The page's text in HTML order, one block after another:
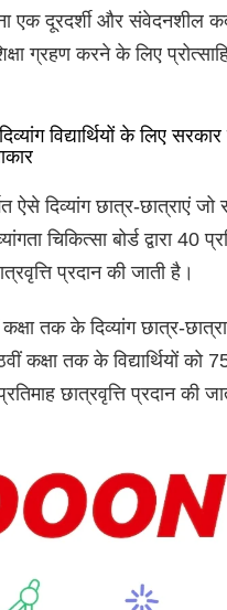
एक दूरदर्शी और संवेदनशील
शिक्षा ग्रहण करने के लिए
विद्यार्थियों के लिए
ऐसे दिव्यांग छात्र-छात्राएं
चिकित्सा बोर्ड द्वारा
प्रदान की जाती है।
तक के दिव्यांग छात्र-
कक्षा तक के विद्यार्थियों को
छात्रवृत्ति प्रदान की